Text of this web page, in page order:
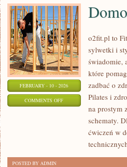
FEBRUARY - 10 - 2026
COMMENTS OFFON
o2fit.pl to
sylwetki i
świadomie,
które
zadbać o
Pilates i
na prostym
schematy.
ćwiczeń w
POSTED BY ADMIN